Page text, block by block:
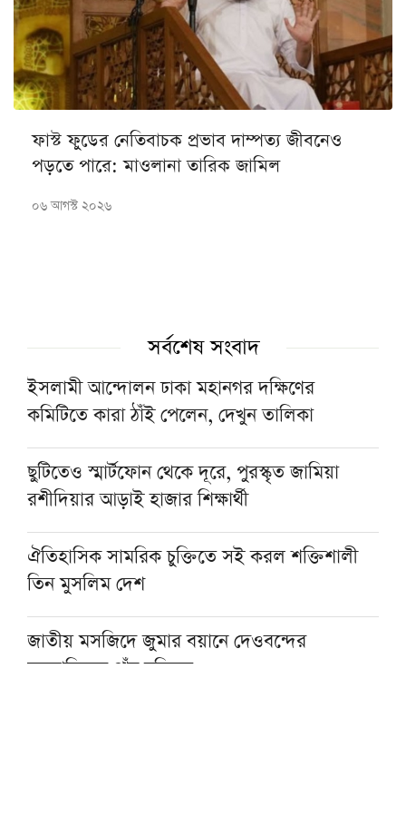
ফাস্ট ফুডের নেতিবাচক প্রভাব দাম্পত্য জীবনেও
পড়তে পারে: মাওলানা তারিক জামিল
০৬ আগস্ট ২০২৬
সর্বশেষ সংবাদ
ইসলামী আন্দোলন ঢাকা মহানগর দক্ষিণের
কমিটিতে কারা ঠাঁই পেলেন, দেখুন তালিকা
ছুটিতেও স্মার্টফোন থেকে দূরে, পুরস্কৃত জামিয়া
রশীদিয়ার আড়াই হাজার শিক্ষার্থী
ঐতিহাসিক সামরিক চুক্তিতে সই করল শক্তিশালী
তিন মুসলিম দেশ
জাতীয় মসজিদে জুমার বয়ানে দেওবন্দের
মুহতামিমের পাঁচ নসিহত